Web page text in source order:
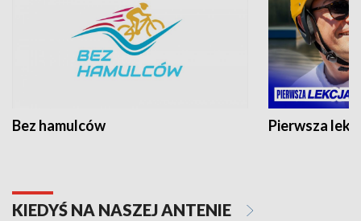
Bez hamulców Pierwsza
KIEDYŚ NA NASZEJ ANTENIE